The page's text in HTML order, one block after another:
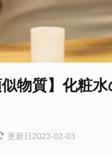
似物質】化粧
更新日2023-02-03